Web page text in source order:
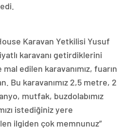
Karavan Yetkilisi Yusuf
karavanı getirdiklerini
mal edilen karavanımız, fuarın
Bu karavanımız 2,5 metre, 2
mutfak, buzdolabımız
istediğiniz yere
ilgiden çok memnunuz”